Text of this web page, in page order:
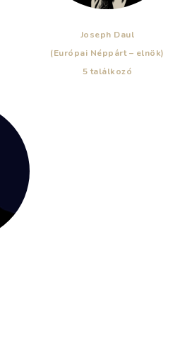
Joseph Daul
(Európai Néppárt – elnök)
5 találkozó